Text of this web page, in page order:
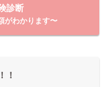
診断
がわかります〜
！